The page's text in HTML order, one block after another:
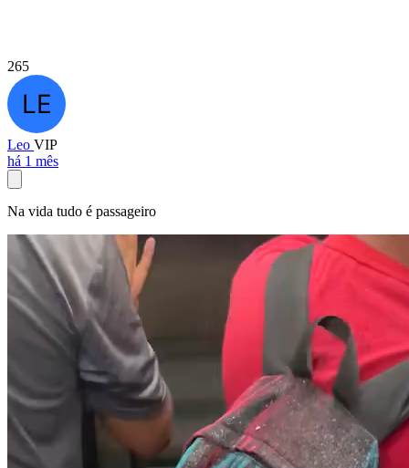
265
Leo VIP
há 1 mês
Na vida tudo é passageiro